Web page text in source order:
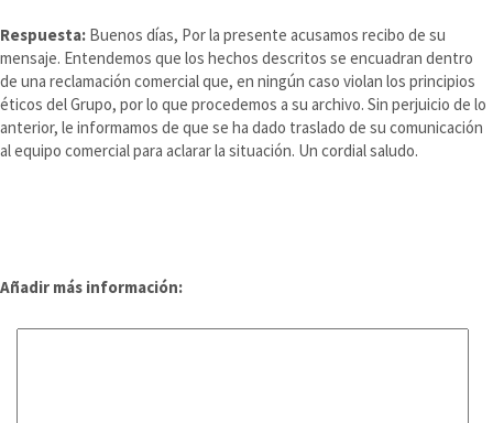
Respuesta: Buenos días, Por la presente acusamos recibo de su
mensaje. Entendemos que los hechos descritos se encuadran dentro
de una reclamación comercial que, en ningún caso violan los principios
éticos del Grupo, por lo que procedemos a su archivo. Sin perjuicio de lo
anterior, le informamos de que se ha dado traslado de su comunicación
al equipo comercial para aclarar la situación. Un cordial saludo.
Añadir más información: